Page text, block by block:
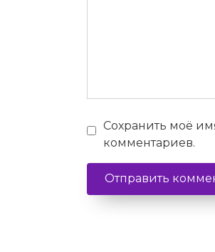
Сохранить моё
комментариев.